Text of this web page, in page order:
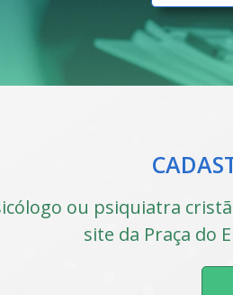
ou psiquiatra
site da Praça do